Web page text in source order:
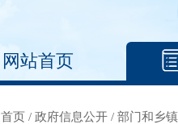
网站首页
首页 / 政府信息公开 / 部门和乡